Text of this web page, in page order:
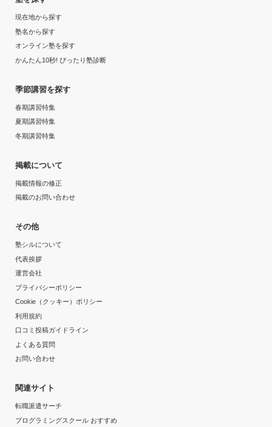
現在地から探す
塾名から探す
オンライン塾を探す
かんたん10秒! ぴったり塾診断
季節講習を探す
春期講習特集
夏期講習特集
冬期講習特集
掲載について
掲載情報の修正
掲載のお問い合わせ
その他
塾シルについて
代表挨拶
運営会社
プライバシーポリシー
Cookie（クッキー）ポリシー
利用規約
口コミ投稿ガイドライン
よくある質問
お問い合わせ
関連サイト
転職派遣サーチ
プログラミングスクール おすすめ